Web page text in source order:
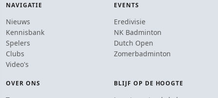
NAVIGATIE
Nieuws
Kennisbank
Spelers
Clubs
Video's
EVENTS
Eredivisie
NK Badminton
Dutch Open
Zomerbadminton
OVER ONS BLIJF OP DE HOOGTE